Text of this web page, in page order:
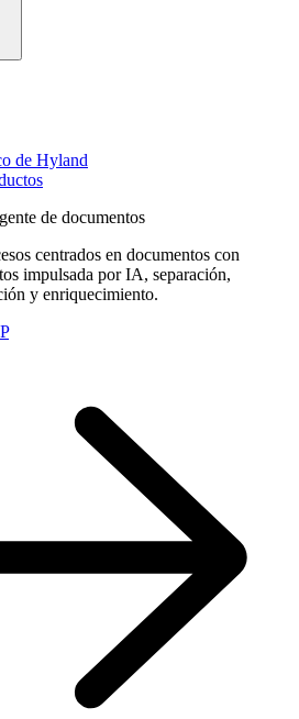
de Hyland
de documentos
centrados en documentos con
impulsada por IA, separación,
y enriquecimiento.